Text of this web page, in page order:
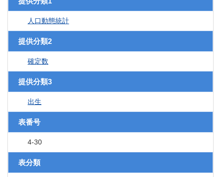
人口動態統計
提供分類2
確定数
提供分類3
出生
表番号
4-30
表分類